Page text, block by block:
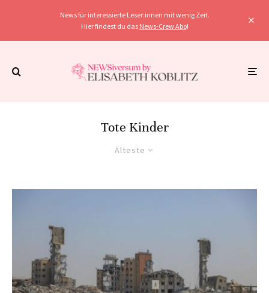
News für interessierte Leser:innen mit wenig Zeit.
Hier findest du das News-Crew Abo!
Tote Kinder
Älteste